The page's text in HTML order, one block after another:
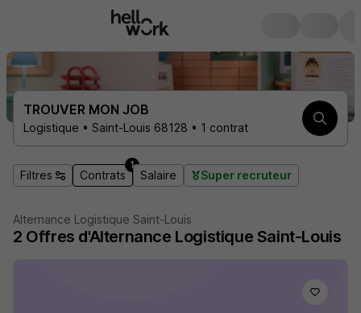
TROUVER MON JOB
Logistique • Saint-Louis 68128 • 1 contrat
Filtres Contrats
1
Salaire Super recruteur
Alternance Logistique Saint-Louis
2 Offres d'Alternance Logistique Saint-Louis